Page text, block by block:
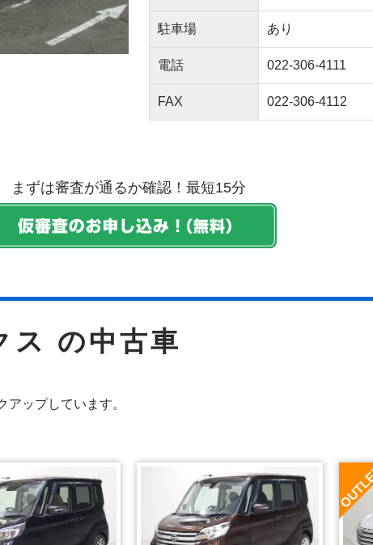
駐車場 あり
電話 022-306-4111
FAX 022-306-4112
まずは審査が通るか確認！最短15分
の中古車
ップしています。